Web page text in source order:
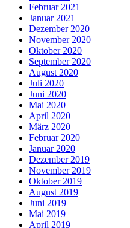
Februar 2021
Januar 2021
Dezember 2020
November 2020
Oktober 2020
September 2020
August 2020
Juli 2020
Juni 2020
Mai 2020
April 2020
März 2020
Februar 2020
Januar 2020
Dezember 2019
November 2019
Oktober 2019
August 2019
Juni 2019
Mai 2019
April 2019